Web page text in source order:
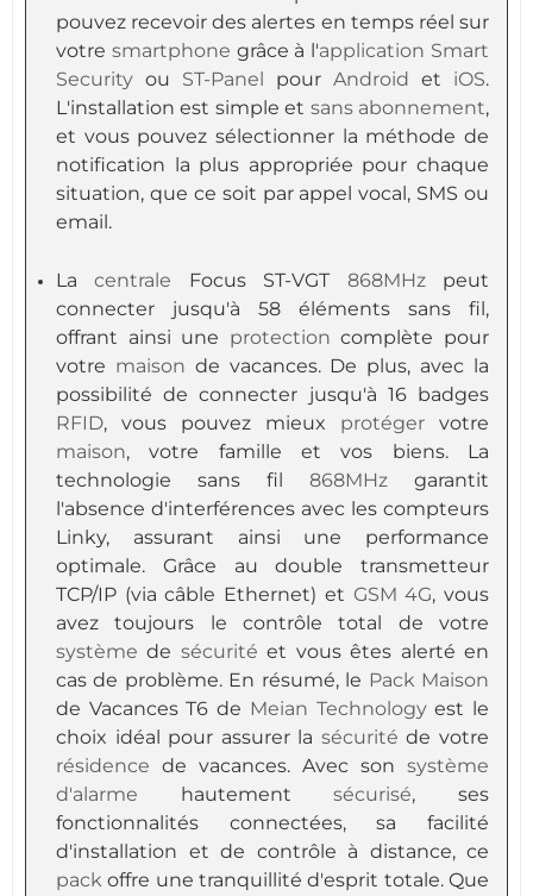
pouvez recevoir des alertes en temps réel sur
votre smartphone grâce à l'application Smart
Security ou ST-Panel pour Android et iOS.
L'installation est simple et sans abonnement,
et vous pouvez sélectionner la méthode de
notification la plus appropriée pour chaque
situation, que ce soit par appel vocal, SMS ou
email.
Lacentrale Focus ST-VGT 868MHzpeut
connecter jusqu'à 58 éléments sans fil,
offrant ainsi une protection complète pour
votre maison de vacances. De plus, avec la
possibilité de connecter jusqu'à 16 badges
RFID, vous pouvez mieux protéger votre
maison, votre famille et vos biens. La
technologie sans fil 868MHz garantit
l'absence d'interférences avec les compteurs
Linky, assurant ainsi une performance
optimale. Grâce au double transmetteur
TCP/IP (via câble Ethernet) et GSM 4G, vous
avez toujours le contrôle total de votre
système de sécurité et vous êtes alerté en
cas de problème. En résumé, le Pack Maison
de Vacances T6 de Meian Technologyest le
choix idéal pour assurer la sécurité de votre
résidence de vacances. Avec son système
d'alarme hautementsécurisé, ses
fonctionnalités connectées, sa facilité
d'installation et de contrôle à distance, ce
pack offre une tranquillité d'esprit totale. Que